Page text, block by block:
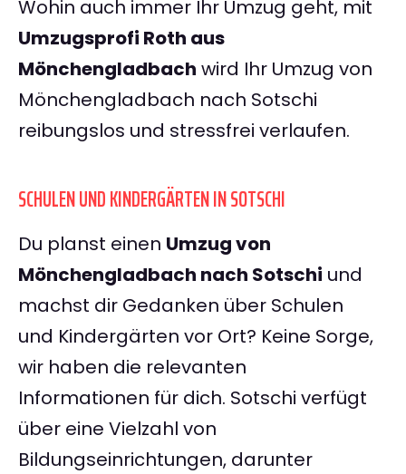
Wohin auch immer Ihr Umzug geht, mit
Umzugsprofi Roth aus
Mönchengladbach wird Ihr Umzug von
Mönchengladbach nach Sotschi
reibungslos und stressfrei verlaufen.
SCHULEN UND KINDERGÄRTEN IN SOTSCHI
Du planst einen Umzug von
Mönchengladbach nach Sotschi und
machst dir Gedanken über Schulen
und Kindergärten vor Ort? Keine Sorge,
wir haben die relevanten
Informationen für dich. Sotschi verfügt
über eine Vielzahl von
Bildungseinrichtungen, darunter